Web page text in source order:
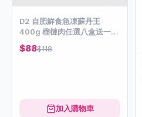
D2 自肥鮮食急凍蘇丹王
400g 榴槤肉任選八盒送一盒
(紅蝦/蘇丹王）
$88$118
加入購物車